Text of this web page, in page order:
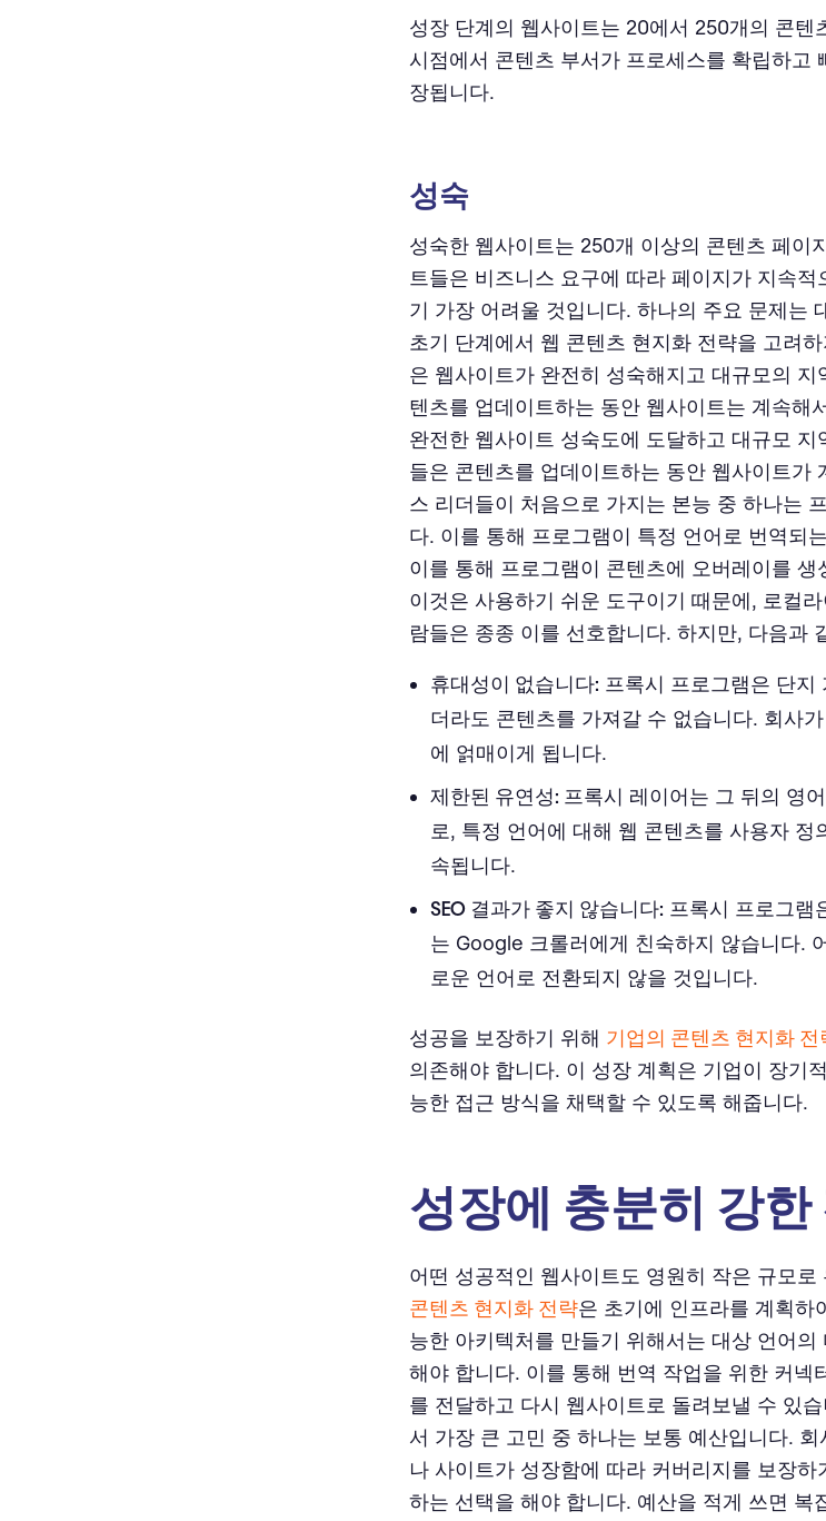
성장 단계의 웹사이트는 20에서 250개의 콘텐
시점에서 콘텐츠 부서가 프로세스를 확립하고
장됩니다.
성숙
성숙한 웹사이트는 250개 이상의 콘텐츠 페이
트들은 비즈니스 요구에 따라 페이지가 지속
기 가장 어려울 것입니다. 하나의 주요 문제는
초기 단계에서 웹 콘텐츠 현지화 전략을 고려
은 웹사이트가 완전히 성숙해지고 대규모의
텐츠를 업데이트하는 동안 웹사이트는 계속해
완전한 웹사이트 성숙도에 도달하고 대규모
들은 콘텐츠를 업데이트하는 동안 웹사이트가
스 리더들이 처음으로 가지는 본능 중 하나는
다. 이를 통해 프로그램이 특정 언어로 번역되
이를 통해 프로그램이 콘텐츠에 오버레이를
이것은 사용하기 쉬운 도구이기 때문에, 로컬
람들은 종종 이를 선호합니다. 하지만, 다음과
휴대성이 없습니다: 프록시 프로그램은 단
더라도 콘텐츠를 가져갈 수 없습니다. 회사
에 얽매이게 됩니다.
제한된 유연성: 프록시 레이어는 그 뒤의 영
로, 특정 언어에 대해 웹 콘텐츠를 사용자
속됩니다.
SEO 결과가 좋지 않습니다: 프록시 프로그램
는 Google 크롤러에게 친숙하지 않습니다.
로운 언어로 전환되지 않을 것입니다.
성공을 보장하기 위해 기업의 콘텐츠 현지화 전
의존해야 합니다. 이 성장 계획은 기업이 장기
능한 접근 방식을 채택할 수 있도록 해줍니다.
성장에 충분히 강
어떤 성공적인 웹사이트도 영원히 작은 규모
콘텐츠 현지화 전략은 초기에 인프라를 계획하
능한 아키텍처를 만들기 위해서는 대상 언어
해야 합니다. 이를 통해 번역 작업을 위한 커넥
를 전달하고 다시 웹사이트로 돌려보낼 수 있
서 가장 큰 고민 중 하나는 보통 예산입니다.
나 사이트가 성장함에 따라 커버리지를 보장
하는 선택을 해야 합니다. 예산을 적게 쓰면 복